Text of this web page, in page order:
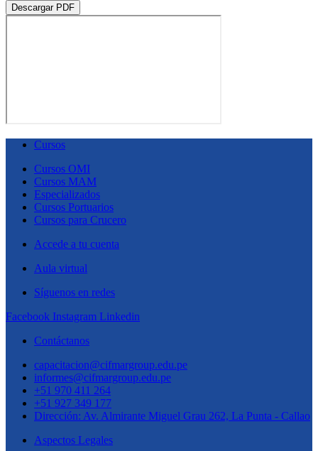
Descargar PDF
Cursos
Cursos OMI
Cursos MAM
Especializados
Cursos Portuarios
Cursos para Crucero
Accede a tu cuenta
Aula virtual
Síguenos en redes
Facebook Instagram Linkedin
Contáctanos
capacitacion@cifmargroup.edu.pe
informes@cifmargroup.edu.pe
+51 970 411 264
+51 927 349 177
Dirección: Av. Almirante Miguel Grau 262, La Punta - Callao
Aspectos Legales